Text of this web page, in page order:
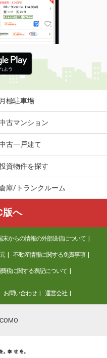
月極駐車場
古マンション
古一戸建て
資物件を探す
庫/トランクルーム
版へ
末からの情報の外部送信について
不動産情報に関する免責事項
税に関する表記について
お問い合わせ 運営会社